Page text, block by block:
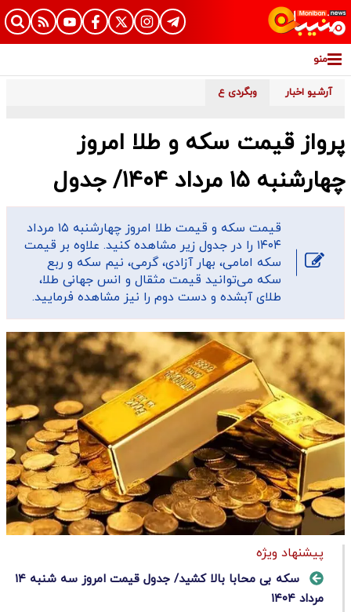
منو
آرشیو اخبار وبگردی ع
پرواز قیمت سکه و طلا امروز
چهارشنبه ۱۵ مرداد ۱۴۰۴/ جدول
قیمت سکه و قیمت طلا امروز چهارشنبه ۱۵ مرداد
۱۴۰۴ را در جدول زیر مشاهده کنید. علاوه بر قیمت
سکه امامی، بهار آزادی، گرمی، نیم سکه و ربع
سکه می‌توانید قیمت مثقال و انس جهانی طلا،
طلای آبشده و دست دوم را نیز مشاهده فرمایید.
پیشنهاد ویژه
سکه بی محابا بالا کشید/ جدول قیمت امروز سه شنبه ۱۴
مرداد ۱۴۰۴